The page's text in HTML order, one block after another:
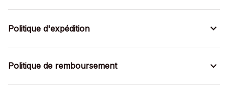
Politique d'expédition
Politique de remboursement